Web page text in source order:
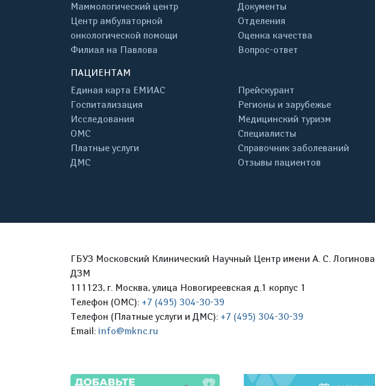
Маммологический центр
Центр амбулаторной
онкологической помощи
Филиал на Павлова
Документы
Отделения
Оценка качества
Вопрос-ответ
ПАЦИЕНТАМ
Единая карта ЕМИАС
Госпитализация
Исследования
ОМС
Платные услуги
ДМС
Прейскурант
Регионы и зарубежье
Медицинский туризм
Специалисты
Справочник заболеваний
Отзывы пациентов
ГБУЗ Московский Клинический Научный Центр имени А. С. Логинова
ДЗМ
111123, г. Москва, улица Новогиреевская д.1 корпус 1
Телефон (ОМС): +7 (495) 304-30-39
Телефон (Платные услуги и ДМС): +7 (495) 304-30-39
Email: info@mknc.ru